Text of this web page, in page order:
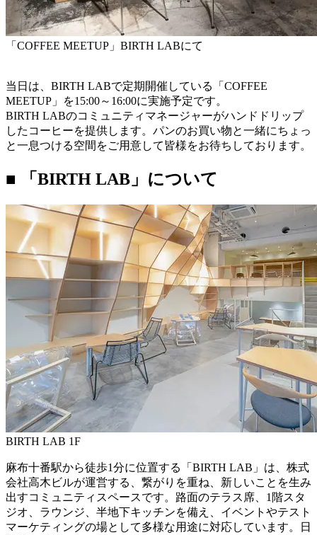
「COFFEE MEETUP」BIRTH LABにて
当日は、BIRTH LABで定期開催している「COFFEE
MEETUP」を15:00～16:00に実施予定です。
BIRTH LABのコミュニティマネージャーがハンドドリップ
したコーヒーを提供します。パンのお買い物と一緒にちょっ
と一息つける空間をご用意して皆様をお待ちしております。
■ 「BIRTH LAB」について
BIRTH LAB 1F
麻布十番駅から徒歩1分に位置する「BIRTH LAB」は、株式
会社高木ビルが運営する、繋がりを重ね、新しいことを生み
出すコミュニティスペースです。路面のテラス席、1階スタ
ジオ、ラウンジ、半地下キッチンを備え、イベントやテスト
マーケティングの場として多様な用途に対応しています。日